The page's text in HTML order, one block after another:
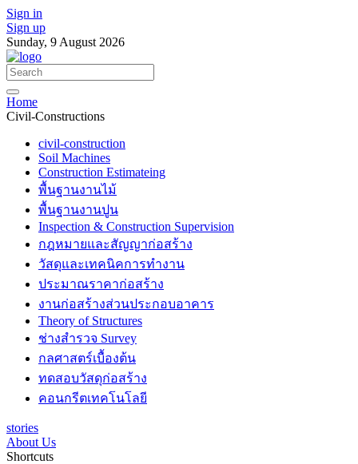
Sign in
Sign up
Sunday, 9 August 2026
Home
Civil-Constructions
civil-construction
Soil Machines
Construction Estimateing
พื้นฐานงานไม้
พื้นฐานงานปูน
Inspection & Construction Supervision
กฎหมายและสัญญาก่อสร้าง
วัสดุและเทคนิคการทำงาน
ประมาณราคาก่อสร้าง
งานก่อสร้างส่วนประกอบอาคาร
Theory of Structures
ช่างสำรวจ Survey
กลศาสตร์เบื้องต้น
ทดสอบวัสดุก่อสร้าง
คอนกรีตเทคโนโลยี
stories
About Us
Shortcuts